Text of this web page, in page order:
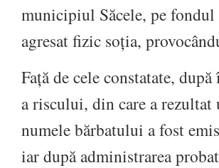
municipiul Săcele, pe
agresat fizic soția,
Față de cele constatate,
a riscului, din care a
numele bărbatului a fost
iar după administrarea